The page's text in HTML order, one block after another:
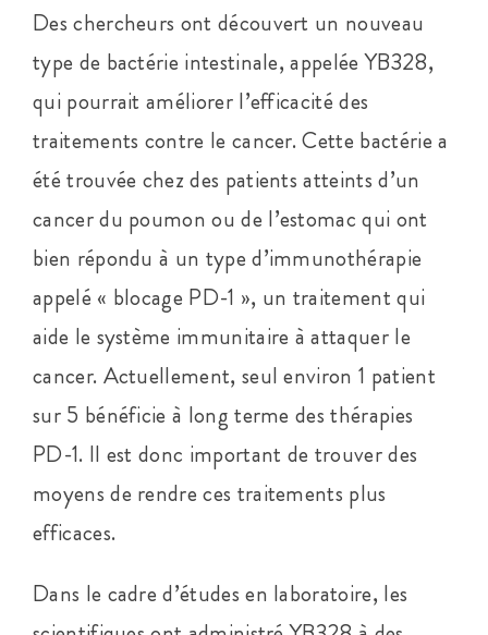
Des chercheurs ont découvert un nouveau
type de bactérie intestinale, appelée YB328,
qui pourrait améliorer l’efficacité des
traitements contre le cancer. Cette bactérie a
été trouvée chez des patients atteints d’un
cancer du poumon ou de l’estomac qui ont
bien répondu à un type d’immunothérapie
appelé « blocage PD-1 », un traitement qui
aide le système immunitaire à attaquer le
cancer. Actuellement, seul environ 1 patient
sur 5 bénéficie à long terme des thérapies
PD-1. Il est donc important de trouver des
moyens de rendre ces traitements plus
efficaces.
Dans le cadre d’études en laboratoire, les